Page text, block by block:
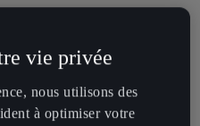
placée sous le signe du «
vie privée
nous utilisons des
à optimiser votre